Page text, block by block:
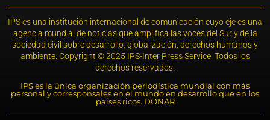
IPS es una institución internacional de comunicación cuyo eje es una
agencia mundial de noticias que amplifica las voces del Sur y de la
sociedad civil sobre desarrollo, globalización, derechos humanos y
ambiente. Copyright © 2025 IPS-Inter Press Service. Todos los
derechos reservados.
IPS es la única organización periodística mundial con más
personal y corresponsales en el mundo en desarrollo que en los
países ricos. DONAR